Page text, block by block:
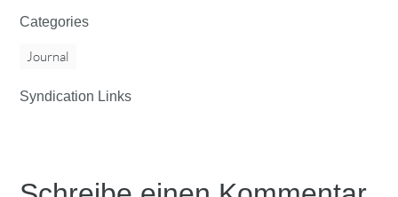
Categories
Journal
Syndication Links